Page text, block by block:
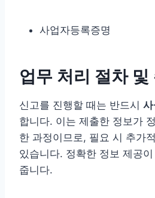
사업자등록증명
업무 처리 절차 및
신고를 진행할 때는 반드시 사
합니다. 이는 제출한 정보가
한 과정이므로, 필요 시 추가
있습니다. 정확한 정보 제공
줍니다.